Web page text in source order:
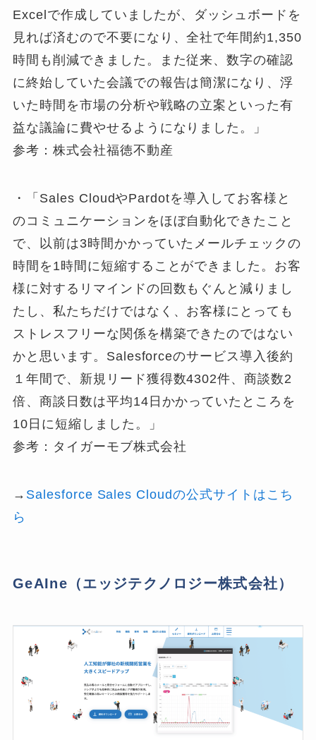
Excelで作成していましたが、ダッシュボードを
見れば済むので不要になり、全社で年間約1,350
時間も削減できました。また従来、数字の確認
に終始していた会議での報告は簡潔になり、浮
いた時間を市場の分析や戦略の立案といった有
益な議論に費やせるようになりました。」
参考：株式会社福徳不動産
・「Sales CloudやPardotを導入してお客様と
のコミュニケーションをほぼ自動化できたこと
で、以前は3時間かかっていたメールチェックの
時間を1時間に短縮することができました。お客
様に対するリマインドの回数もぐんと減りまし
たし、私たちだけではなく、お客様にとっても
ストレスフリーな関係を構築できたのではない
かと思います。Salesforceのサービス導入後約
１年間で、新規リード獲得数4302件、商談数2
倍、商談日数は平均14日かかっていたところを
10日に短縮しました。」
参考：タイガーモブ株式会社
→ Salesforce Sales Cloudの公式サイトはこち
ら
GeAIne（エッジテクノロジー株式会社）